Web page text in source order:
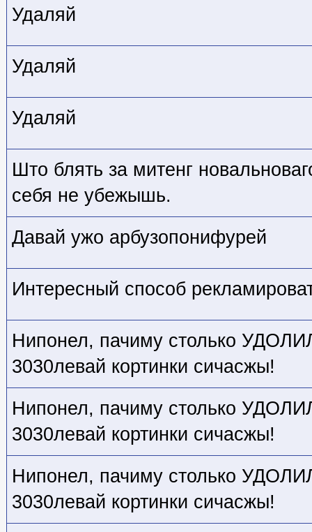
Удаляй
Удаляй
Удаляй
Што блять за митенг
себя не убежышь.
Давай ужо арбузопонифурей
Интересный способ
Нипонел, пачиму столько
3030левай кортинки сичасжы!
Нипонел, пачиму столько
3030левай кортинки сичасжы!
Нипонел, пачиму столько
3030левай кортинки сичасжы!